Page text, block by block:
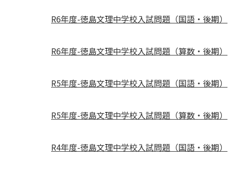
R6年度-徳島文理中学校入試問題（国語・後期）
R6年度-徳島文理中学校入試問題（算数・後期）
R5年度-徳島文理中学校入試問題（国語・後期）
R5年度-徳島文理中学校入試問題（算数・後期）
R4年度-徳島文理中学校入試問題（国語・後期）